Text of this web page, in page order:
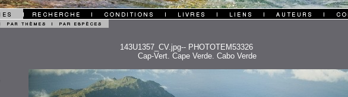
143U1357_CV.jpg-- PHOTOTEM53326
Cap-Vert. Cape Verde. Cabo Verde